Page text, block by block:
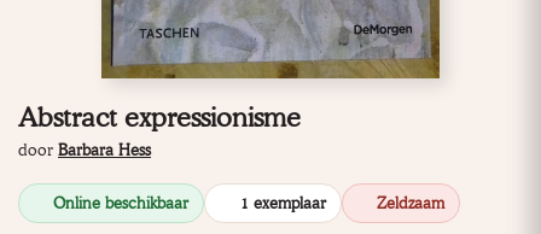
Abstract expressionisme
door Barbara Hess
Online beschikbaar 1 exemplaar Zeldzaam